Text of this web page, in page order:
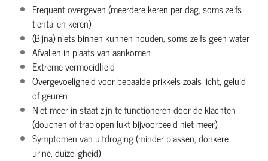
Frequent overgeven (meerdere keren per dag, soms zelfs
tientallen keren)
(Bijna) niets binnen kunnen houden, soms zelfs geen water
Afvallen in plaats van aankomen
Extreme vermoeidheid
Overgevoeligheid voor bepaalde prikkels zoals licht, geluid
of geuren
Niet meer in staat zijn te functioneren door de klachten
(douchen of traplopen lukt bijvoorbeeld niet meer)
Symptomen van uitdroging (minder plassen, donkere
urine, duizeligheid)